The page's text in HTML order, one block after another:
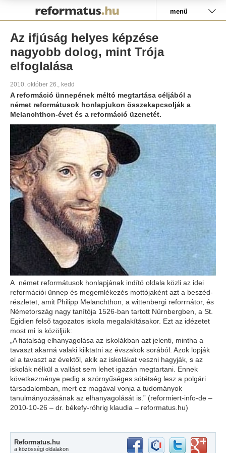
menü
Az ifjúság helyes képzése
nagyobb dolog, mint Trója
elfoglalása
2010. október 26., kedd
A reformáció ünnepének méltó megtartása céljából a
német reformátusok honlapjukon összekapcsolják a
Melanchthon-évet és a reformáció üzenetét.
A német reformátusok honlapjának indító oldala közli az idei
reformációi ünnep és megemlékezés mottójaként azt a beszéd-
részletet, amit Philipp Melanchthon, a wittenbergi reforrnátor, és
Németország nagy tanítója 1526-ban tartott Nürnbergben, a St.
Egidien felső tagozatos iskola megalakításakor. Ezt az idézetet
most mi is közöljük:
„A fiatalság elhanyagolása az iskolákban azt jelenti, mintha a
tavaszt akarná valaki kiiktatni az évszakok sorából. Azok lopják
el a tavaszt az évektől, akik az iskolákat veszni hagyják, s az
iskolák nélkül a vallást sem lehet igazán megtartani. Ennek
következménye pedig a szörnyűséges sötétség lesz a polgári
társadalomban, mert ez magával vonja a tudományok
tanulmányozásának az elhanyagolását is.” (reformiert-info-de –
2010-10-26 – dr. békefy-röhrig klaudia – reformatus.hu)
Reformatus.hu
a közösségi oldalakon